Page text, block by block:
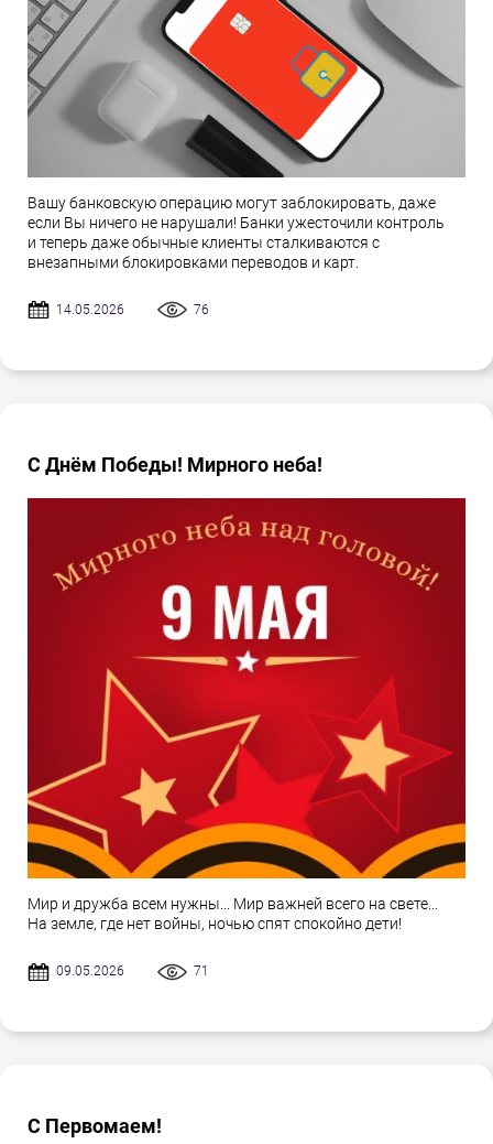
Вашу банковскую операцию могут заблокировать, даже
если Вы ничего не нарушали! Банки ужесточили контроль
и теперь даже обычные клиенты сталкиваются с
внезапными блокировками переводов и карт.
14.05.2026 76
С Днём Победы! Мирного неба!
Мир и дружба всем нужны... Мир важней всего на свете...
На земле, где нет войны, ночью спят спокойно дети!
09.05.2026 71
С Первомаем!